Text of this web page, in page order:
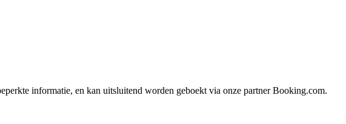
informatie, en kan uitsluitend worden geboekt via onze partner Booking.com.